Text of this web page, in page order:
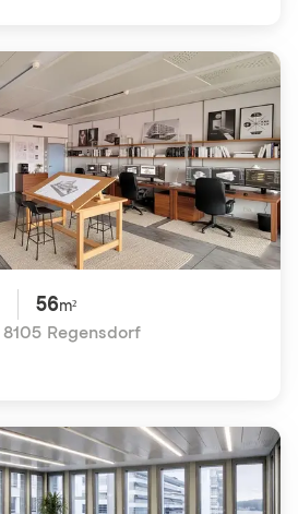
56m²
8105 Regensdorf